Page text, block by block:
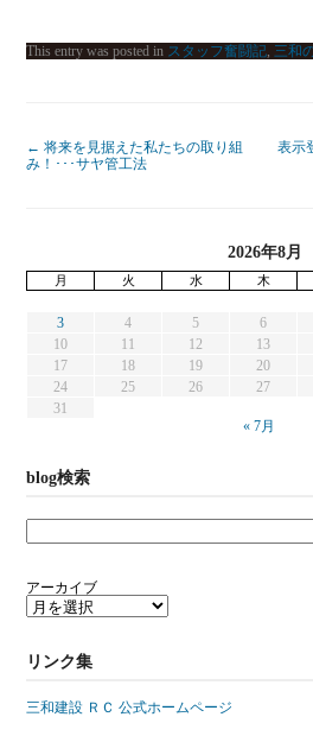
This entry was posted in スタッフ奮闘記, 三和
← 将来を見据えた私たちの取り組
み！･･･サヤ管工法
表示
2026年8月
月 火 水 木
3
4 5 6
10
11 12 13
17
18 19 20
24
25 26 27
31
« 7月
blog検索
アーカイブ
リンク集
三和建設 ＲＣ 公式ホームページ